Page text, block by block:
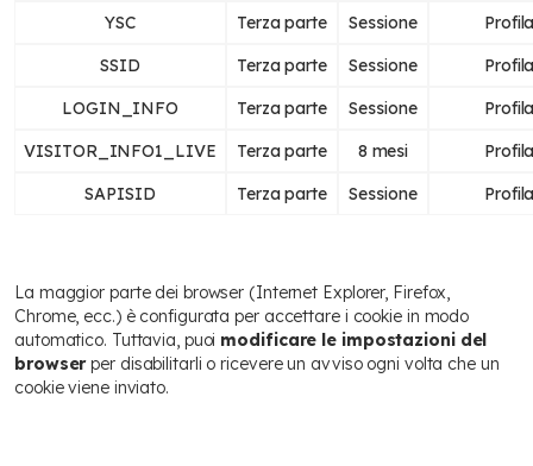
YSC
Terza parte Sessione
SSID
Terza parte Sessione
LOGIN_INFO
Terza parte Sessione
VISITOR_INFO1_LIVE
Terza parte 8 mesi
SAPISID
Terza parte Sessione
La maggior parte dei browser (Internet Explorer, Firefox,
Chrome, ecc.) è configurata per accettare i cookie in modo
automatico. Tuttavia, puoi modificare le impostazioni del
browserper disabilitarli o ricevere un avviso ogni volta che un
cookie viene inviato.